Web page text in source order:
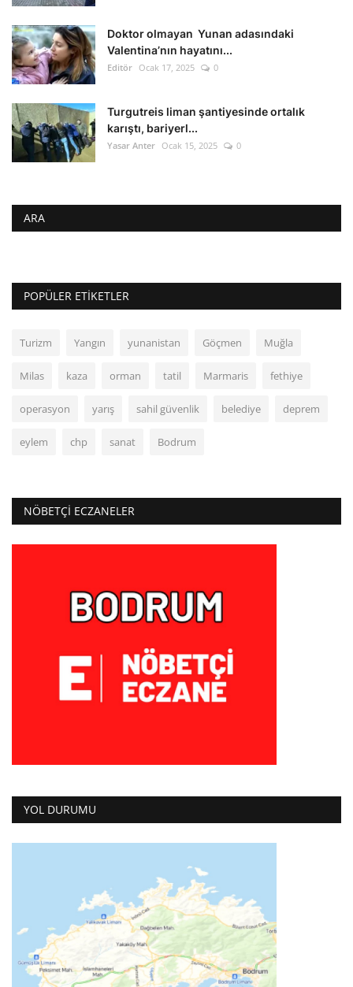
Doktor olmayan Yunan adasındaki
Valentina’nın hayatını...
Editör Ocak 17, 2025 0
Turgutreis liman şantiyesinde ortalık
karıştı, bariyerl...
Yasar Anter Ocak 15, 2025 0
ARA
POPÜLER ETIKETLER
Turizm Yangın yunanistan Göçmen Muğla
Milas kaza orman tatil Marmaris fethiye
operasyon yarış sahil güvenlik belediye deprem
eylem chp sanat Bodrum
NÖBETÇI ECZANELER
YOL DURUMU